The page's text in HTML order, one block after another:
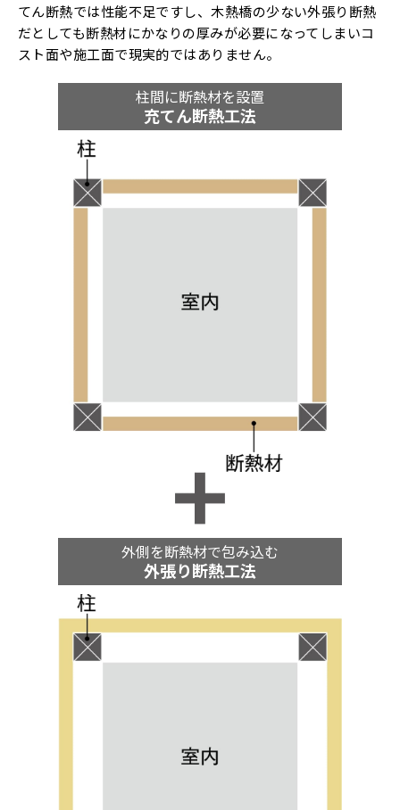
てん断熱では性能不足ですし、木熱橋の少ない外張り断熱
だとしても断熱材にかなりの厚みが必要になってしまいコ
スト面や施工面で現実的ではありません。
柱間に断熱材を設置
充てん断熱工法
外側を断熱材で包み込む
外張り断熱工法